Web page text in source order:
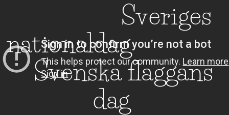
Sveriges
nationaldag
Svenska flaggans
dag